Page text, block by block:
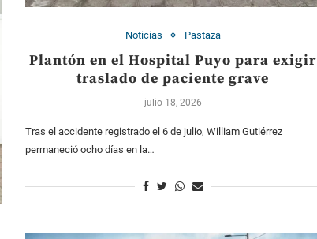
Noticias Pastaza
Plantón en el Hospital Puyo para exigir
traslado de paciente grave
julio 18, 2026
Tras el accidente registrado el 6 de julio, William Gutiérrez
permaneció ocho días en la…